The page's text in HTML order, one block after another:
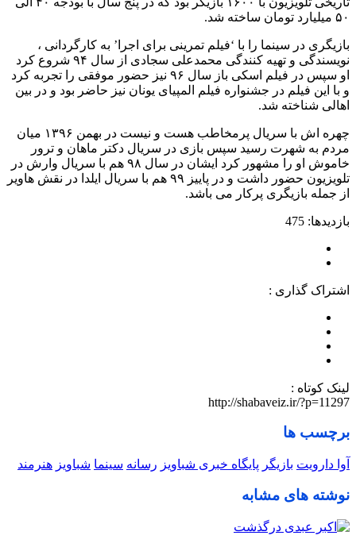
۵۰ میلیارد تومان ساخته شد.
بازیگری در سینما را با ‘فیلم تمرینی برای اجرا’ به کارگردانی ،
نویسندگی و تهیه کنندگی محمدعلی سجادی از سال ۹۴ شروع کرد
او سپس در فیلم اسکی باز سال ۹۶ نیز حضور موفقی را تجربه کرد
و با این فیلم در جشنواره فیلم المپیای یونان نیز حاضر بود و در بین
اهالی شناخته شد.
چهره اش با سریال پرمخاطب هست و نیست در بهمن ۱۳۹۶ میان
مردم به شهرت رسید سپس بازی در سریال دکتر ماهان و ترور
خاموش او را مشهور کرد ایشان در سال ۹۸ هم با سریال وارش در
تلویزیون حضور داشت و در پاییز ۹۹ هم با سریال ایلدا در نقش هاویر
از جمله بازیگری پرکار می باشد.
بازدیدها: 475
اشتراک گذاری :
لینک کوتاه :
http://shabaveiz.ir/?p=11297
برچسب ها
آوا دارویت بازیگر پایگاه خبری شباویز رسانه سینما شباویز هنرمند
نوشته های مشابه